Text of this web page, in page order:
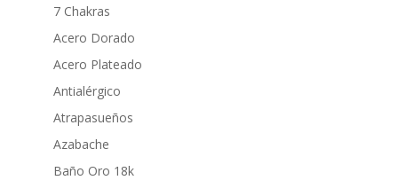
7 Chakras
Acero Dorado
Acero Plateado
Antialérgico
Atrapasueños
Azabache
Baño Oro 18k